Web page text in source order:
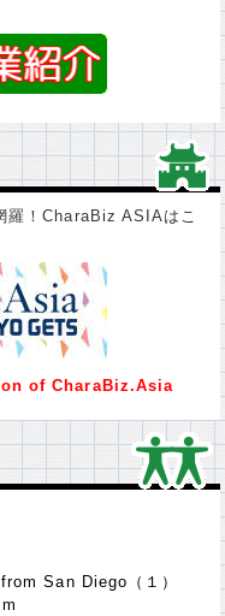
羅！CharaBiz ASIAはこ
of CharaBiz.Asia
San Diego（１）